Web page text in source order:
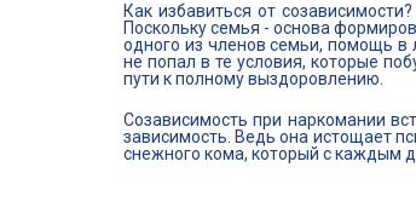
Как избавиться от
Поскольку семья - основа
одного из членов семьи, помощь в
не попал в те условия, которые
пути к полному выздоровлению.
Созависимость при наркомании
зависимость. Ведь она истощает
снежного кома, который с каждым